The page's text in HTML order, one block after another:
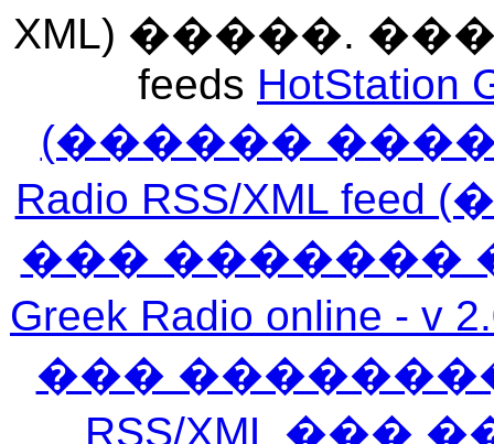
XML) �����.
feeds HotStation
(������
Radio RSS/XML
��� �������
Greek Radio
���
RSS/XML